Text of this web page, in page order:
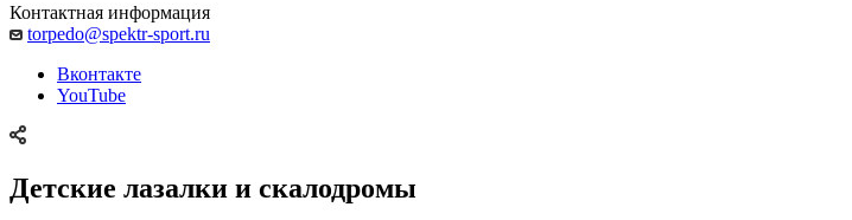
Контактная информация
torpedo@spektr-sport.ru
Вконтакте
YouTube
Детские лазалки и скалодромы